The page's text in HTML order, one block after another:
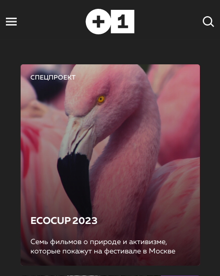
СПЕЦПРОЕКТ
ECOCUP 2023
Семь фильмов о природе и активизме,
которые покажут на фестивале в Москве